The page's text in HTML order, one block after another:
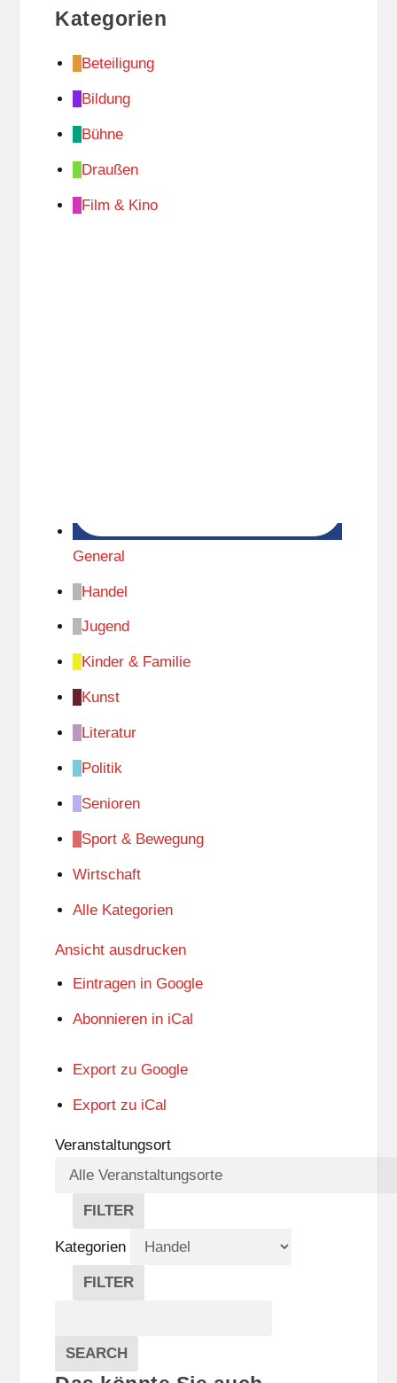
Kategorien
Beteiligung
Bildung
Bühne
Draußen
Film & Kino
General
Handel
Jugend
Kinder & Familie
Kunst
Literatur
Politik
Senioren
Sport & Bewegung
Wirtschaft
Alle Kategorien
Ansicht ausdrucken
Eintragen in Google
Abonnieren in iCal
Export zu Google
Export zu iCal
Veranstaltungsort
FILTER
V
E
R
A
A
L
Kategorien
FILTER
E
G
Veranstaltungen
SEARCH